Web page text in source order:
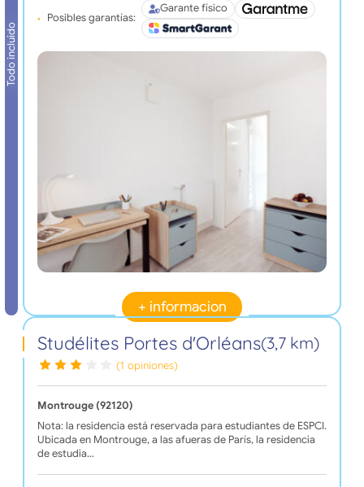
Todo incluido
Posibles garantías:
Garante físico
+ informacion
Studélites Portes d'Orléans(3,7 km)
(1 opiniones)
Montrouge (92120)
Nota: la residencia está reservada para estudiantes de ESPCI.
Ubicada en Montrouge, a las afueras de París, la residencia
de estudia…